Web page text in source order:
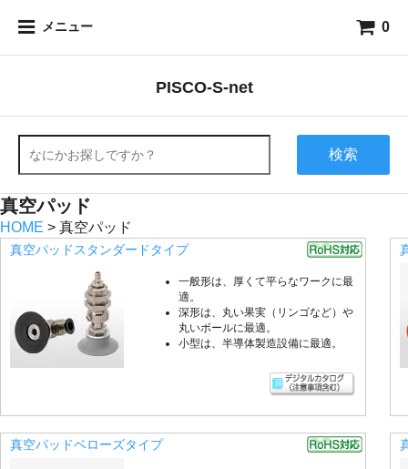
メニュー 0
PISCO-S-net
検索
真空パッド
HOME > 真空パッド
真空パッドスタンダードタイプ
一般形は、厚くて平らなワークに最
適。
深形は、丸い果実（リンゴなど）や
丸いボールに最適。
小型は、半導体製造設備に最適。
真空パッドベローズタイプ